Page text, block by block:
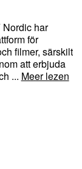
har
för
filmer, särskilt
att erbjuda
... Meer lezen